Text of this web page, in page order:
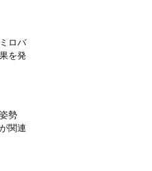
ロバ
を発
勢
関連